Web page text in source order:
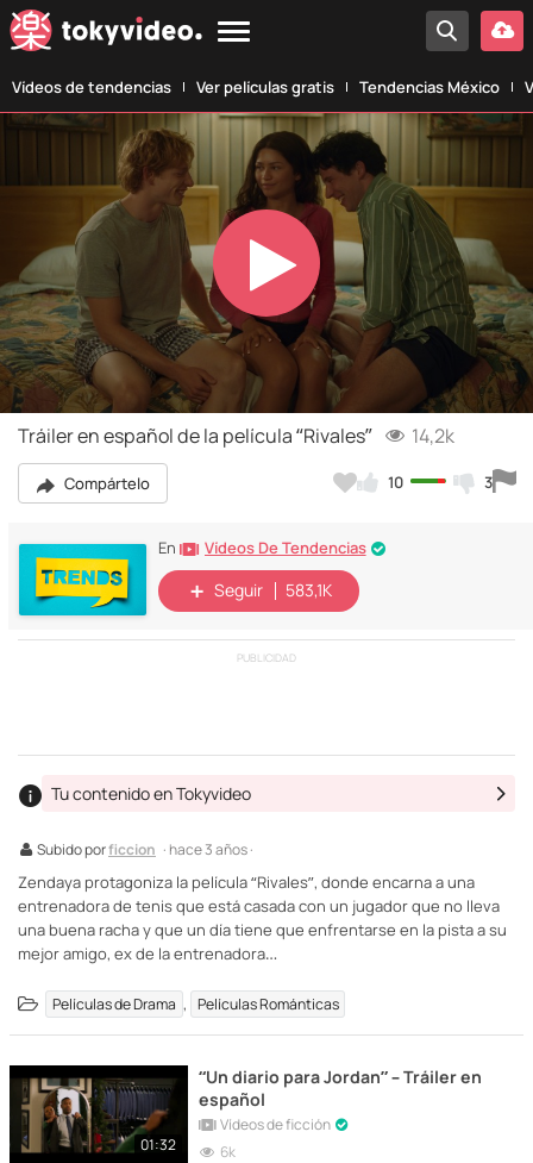
Vídeos de tendencias Ver películas gratis Tendencias México
Play
Video
Tráiler en español de la película “Rivales” 14,2k
Compártelo 10 3
En Vídeos De Tendencias
Seguir 583,1K
PUBLICIDAD
Subido porficcion · hace 3 años ·
Tu contenido en Tokyvideo
Zendaya protagoniza la película “Rivales”, donde encarna a una
entrenadora de tenis que está casada con un jugador que no lleva
una buena racha y que un día tiene que enfrentarse en la pista a su
mejor amigo, ex de la entrenadora…
Películas de Drama , Películas Románticas
01:32
“Un diario para Jordan” – Tráiler en
español
Vídeos de ficción
6k